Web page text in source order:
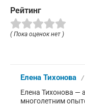
Рейтинг
( Пока оценок нет )
Елена Тихонова /
Елена Тихонова —
многолетним